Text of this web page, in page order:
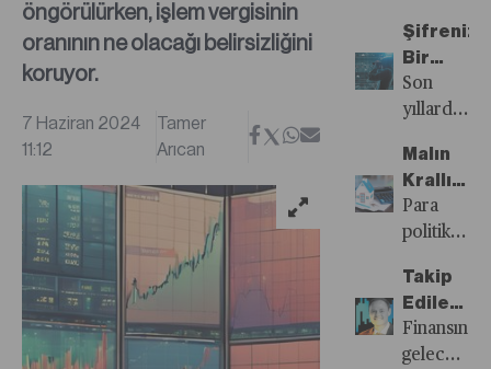
öngörülürken, işlem vergisinin
oranının ne olacağı belirsizliğini
koruyor.
7 Haziran 2024
11:12
Tamer
Arıcan
olduğu
birçok
orta
gelirli
ekonomi,
yaşlanma
riskiyle
karşıya
Şifreniz
Bir
Saniyede
Son
yıllarda
dönüşüme
verilen
önemin
artmasıyla
birlikte
siber
güvenlik
hiç
Malın
Krallığı
Bitiyor
Para
imkansız
kıldığı
dönemde
“rasyonel
Takip
Edilecek
10
Yatırımcı
Finansın
geleceğini